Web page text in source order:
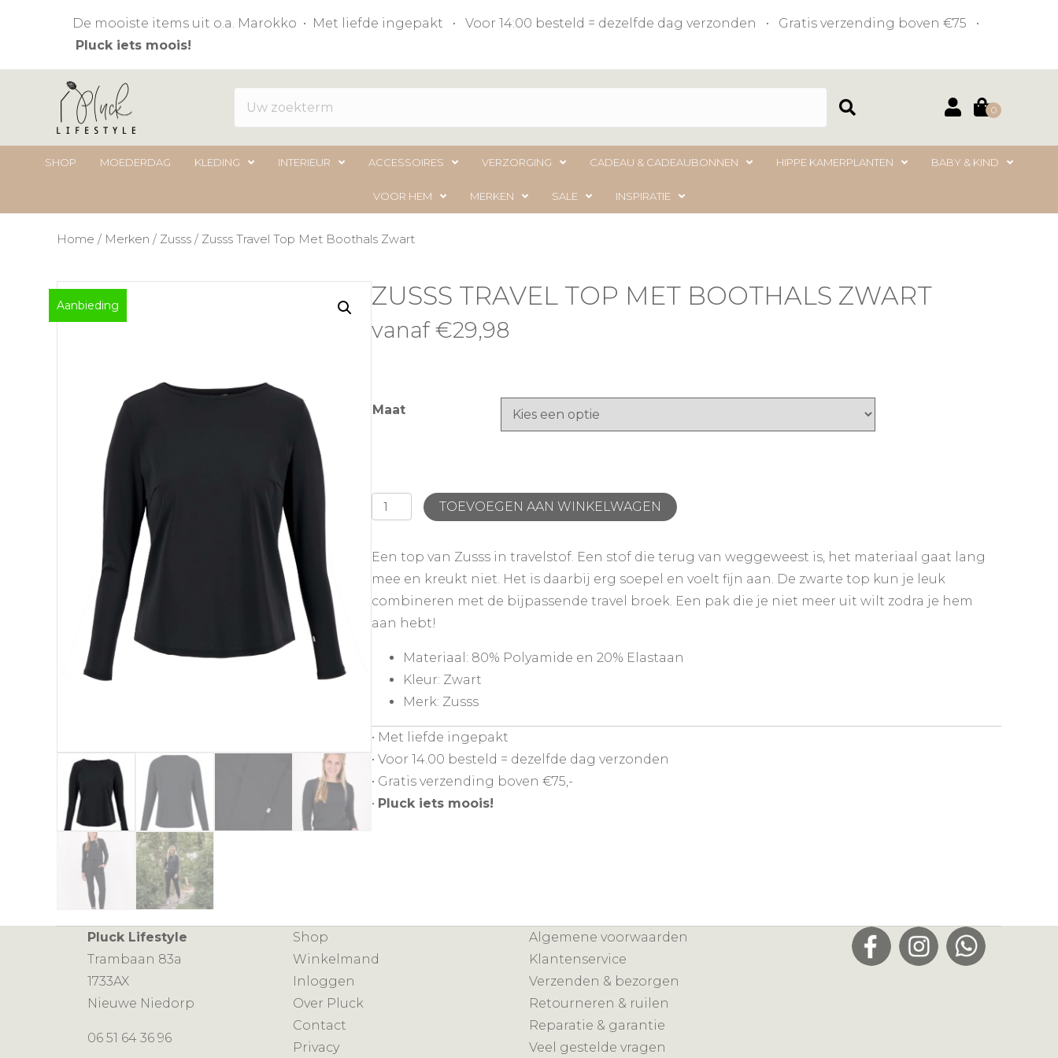
De mooiste items uit o.a. Marokko • Met liefde ingepakt • Voor 14:00 besteld = dezelfde dag verzonden • Gratis verzending boven €75 •
Pluck iets moois!
0
SHOP MOEDERDAG KLEDING INTERIEUR ACCESSOIRES VERZORGING CADEAU & CADEAUBONNEN HIPPE KAMERPLANTEN BABY & KIND
VOOR HEM MERKEN SALE INSPIRATIE
Home / Merken / Zusss / Zusss Travel Top Met Boothals Zwart
Aanbieding ZUSSS TRAVEL TOP MET BOOTHALS ZWART
vanaf€29,98
Maat
Zusss
Travel
TOEVOEGEN AAN WINKELWAGEN
Een top van Zusss in travelstof. Een stof die terug van weggeweest is, het materiaal gaat lang
mee en kreukt niet. Het is daarbij erg soepel en voelt fijn aan. De zwarte top kun je leuk
combineren met de bijpassende travel broek. Een pak die je niet meer uit wilt zodra je hem
aan hebt!
Materiaal: 80% Polyamide en 20% Elastaan
Kleur: Zwart
Merk: Zusss
• Met liefde ingepakt
• Voor 14.00 besteld = dezelfde dag verzonden
• Gratis verzending boven €75,-
• Pluck iets moois!
Pluck Lifestyle
Trambaan 83a
1733AX
Nieuwe Niedorp
06 51 64 36 96
Shop
Winkelmand
Inloggen
Over Pluck
Contact
Privacy
Algemene voorwaarden
Klantenservice
Verzenden & bezorgen
Retourneren & ruilen
Reparatie & garantie
Veel gestelde vragen